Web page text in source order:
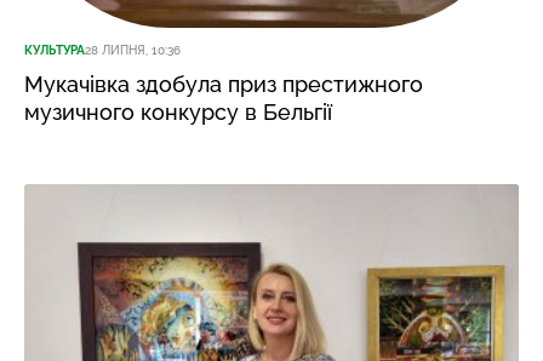
КУЛЬТУРА28 ЛИПНЯ, 10:36
Мукачівка здобула приз престижного
музичного конкурсу в Бельгії